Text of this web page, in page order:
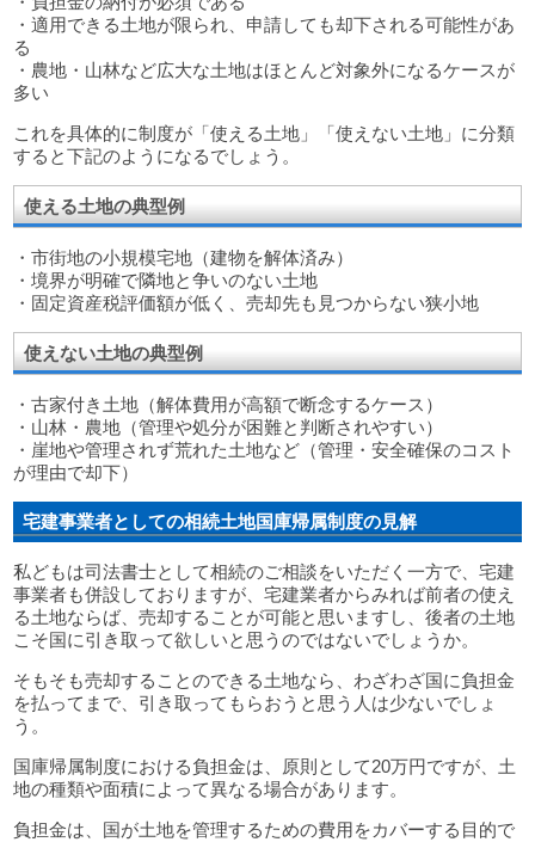
・適用できる土地が限られ、申請しても却下される可能性があ
る
・農地・山林など広大な土地はほとんど対象外になるケースが
多い
これを具体的に制度が「使える土地」「使えない土地」に分類
すると下記のようになるでしょう。
使える土地の典型例
・市街地の小規模宅地（建物を解体済み）
・境界が明確で隣地と争いのない土地
・固定資産税評価額が低く、売却先も見つからない狭小地
使えない土地の典型例
・古家付き土地（解体費用が高額で断念するケース）
・山林・農地（管理や処分が困難と判断されやすい）
・崖地や管理されず荒れた土地など（管理・安全確保のコスト
が理由で却下）
宅建事業者としての相続土地国庫帰属制度の見解
私どもは司法書士として相続のご相談をいただく一方で、宅建
事業者も併設しておりますが、宅建業者からみれば前者の使え
る土地ならば、売却することが可能と思いますし、後者の土地
こそ国に引き取って欲しいと思うのではないでしょうか。
そもそも売却することのできる土地なら、わざわざ国に負担金
を払ってまで、引き取ってもらおうと思う人は少ないでしょ
う。
国庫帰属制度における負担金は、原則として20万円ですが、土
地の種類や面積によって異なる場合があります。
負担金は、国が土地を管理するための費用をカバーする目的で